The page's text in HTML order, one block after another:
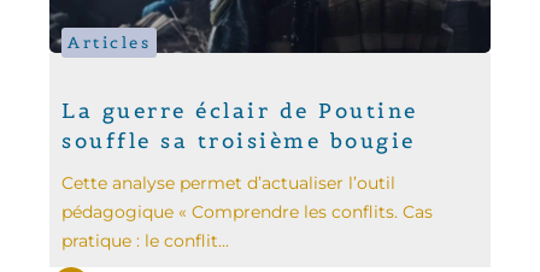
Articles
La guerre éclair de Poutine
souffle sa troisième bougie
Cette analyse permet d’actualiser l’outil
pédagogique « Comprendre les conflits. Cas
pratique : le conflit...